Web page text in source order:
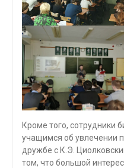
Кроме того, сотрудники
учащимся об увлечении
дружбе с К.Э.
том, что большой